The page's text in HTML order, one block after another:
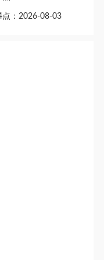
点：2026-08-03